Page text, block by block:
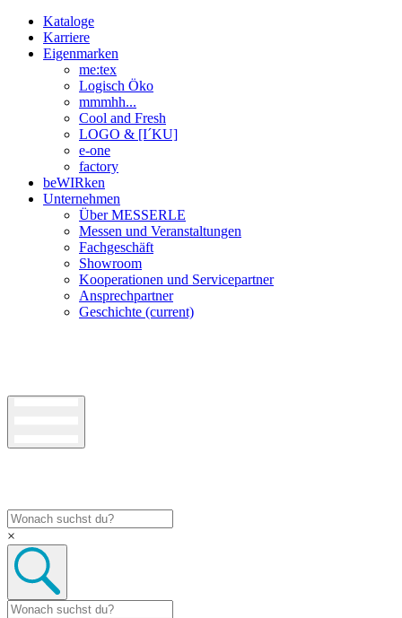
Kataloge
Karriere
Eigenmarken
me:tex
Logisch Öko
mmmhh...
Cool and Fresh
LOGO & [I´KU]
e-one
factory
beWIRken
Unternehmen
Über MESSERLE
Messen und Veranstaltungen
Fachgeschäft
Showroom
Kooperationen und Servicepartner
Ansprechpartner
Geschichte (current)
×